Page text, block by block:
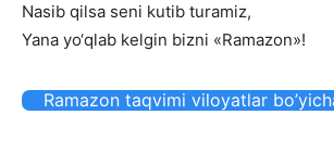
Nasib qilsa seni kutib turamiz,
Yana yo‘qlab kelgin bizni «Ramazon»!
Ramazon taqvimi viloyatlar